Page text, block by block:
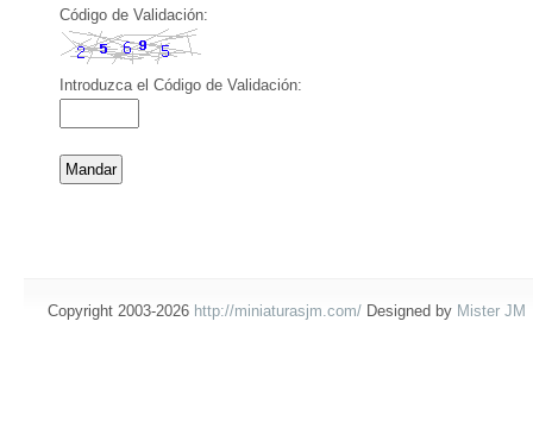
Código de Validación:
Introduzca el Código de Validación:
Copyright 2003-2026 http://miniaturasjm.com/ Designed by Mister JM